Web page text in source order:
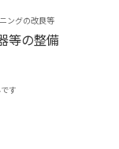
ングの改良等
等の整備
す